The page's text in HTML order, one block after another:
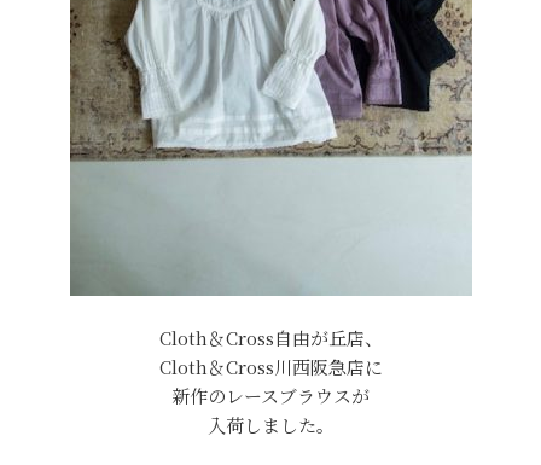
Cloth＆Cross自由が丘店、
Cloth＆Cross川西阪急店に
新作のレースブラウスが
入荷しました。